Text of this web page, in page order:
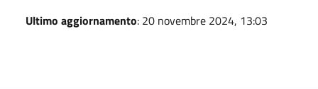
Ultimo aggiornamento: 20 novembre 2024, 13:03